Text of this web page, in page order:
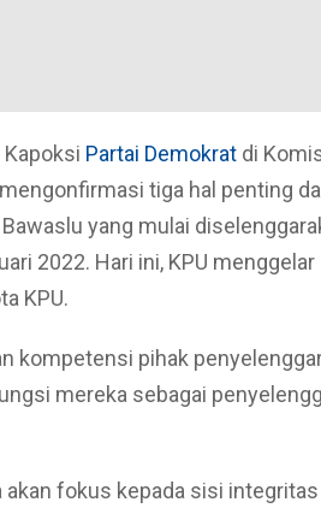
Kapoksi Partai Demokrat di
tiga hal penting
yang mulai
2022. Hari ini, KPU menggelar
KPU.
kompetensi pihak
mereka sebagai
akan fokus kepada sisi